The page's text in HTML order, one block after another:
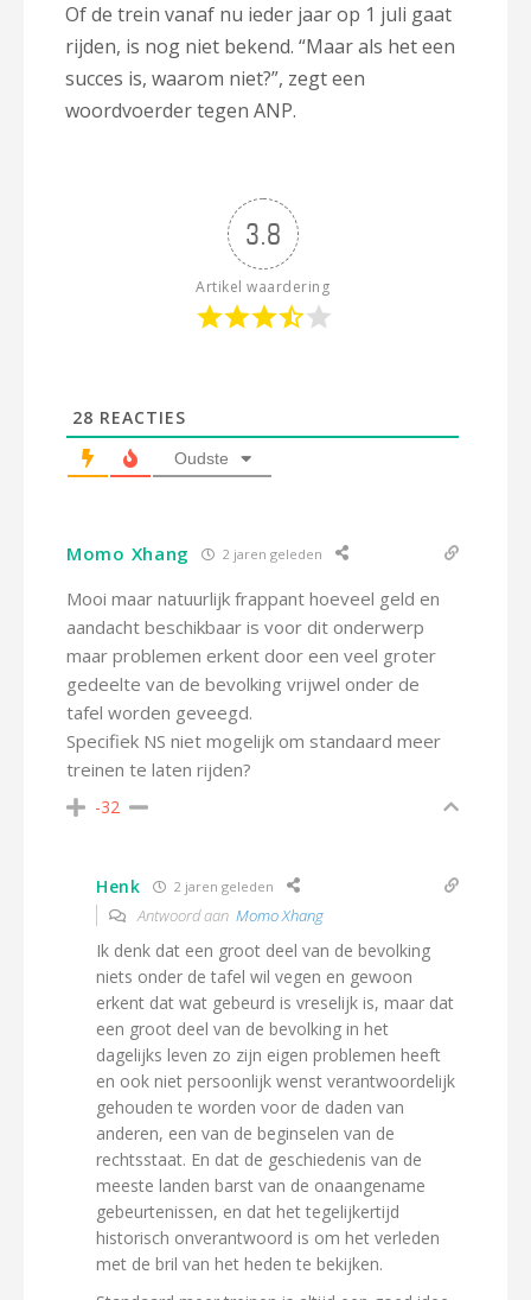
Of de trein vanaf nu ieder jaar op 1 juli gaat
rijden, is nog niet bekend. “Maar als het een
succes is, waarom niet?”, zegt een
woordvoerder tegen ANP.
3.8
Artikel waardering
28 REACTIES
Oudste
Momo Xhang 2 jaren geleden
Mooi maar natuurlijk frappant hoeveel geld en
aandacht beschikbaar is voor dit onderwerp
maar problemen erkent door een veel groter
gedeelte van de bevolking vrijwel onder de
tafel worden geveegd.
Specifiek NS niet mogelijk om standaard meer
treinen te laten rijden?
-32
Henk 2 jaren geleden
Antwoord aan Momo Xhang
Ik denk dat een groot deel van de bevolking
niets onder de tafel wil vegen en gewoon
erkent dat wat gebeurd is vreselijk is, maar dat
een groot deel van de bevolking in het
dagelijks leven zo zijn eigen problemen heeft
en ook niet persoonlijk wenst verantwoordelijk
gehouden te worden voor de daden van
anderen, een van de beginselen van de
rechtsstaat. En dat de geschiedenis van de
meeste landen barst van de onaangename
gebeurtenissen, en dat het tegelijkertijd
historisch onverantwoord is om het verleden
met de bril van het heden te bekijken.